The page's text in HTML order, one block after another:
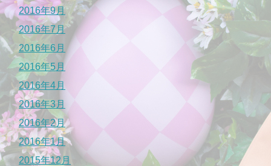
2016年9月
2016年7月
2016年6月
2016年5月
2016年4月
2016年3月
2016年2月
2016年1月
2015年12月